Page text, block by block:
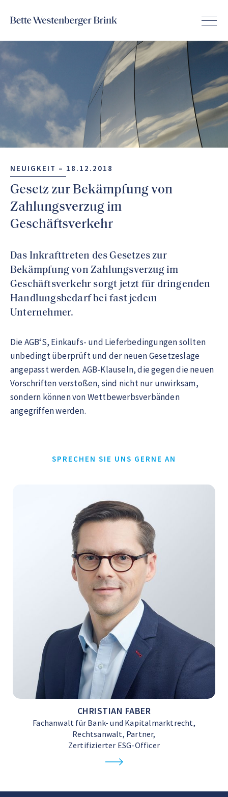
NEUIGKEIT – 18.12.2018
Gesetz zur Bekämpfung von
Zahlungsverzug im
Geschäftsverkehr
Das Inkrafttreten des Gesetzes zur
Bekämpfung von Zahlungsverzug im
Geschäftsverkehr sorgt jetzt für dringenden
Handlungsbedarf bei fast jedem
Unternehmer.
Die AGB‘S, Einkaufs- und Lieferbedingungen sollten
unbedingt überprüft und der neuen Gesetzeslage
angepasst werden. AGB-Klauseln, die gegen die neuen
Vorschriften verstoßen, sind nicht nur unwirksam,
sondern können von Wettbewerbsverbänden
angegriffen werden.
SPRECHEN SIE UNS GERNE AN
CHRISTIAN FABER
Fachanwalt für Bank- und Kapitalmarktrecht,
Rechtsanwalt, Partner,
Zertifizierter ESG-Officer